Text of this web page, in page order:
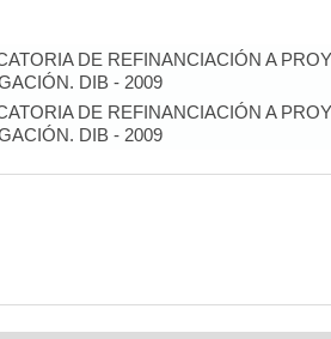
DE REFINANCIACIÓN A
DIB - 2009
DE REFINANCIACIÓN A
DIB - 2009